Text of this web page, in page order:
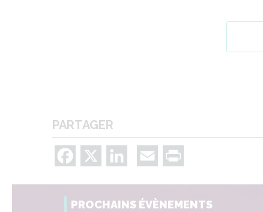
PARTAGER
Facebook LinkedIn Email
PROCHAINS ÉVÈNEMENTS